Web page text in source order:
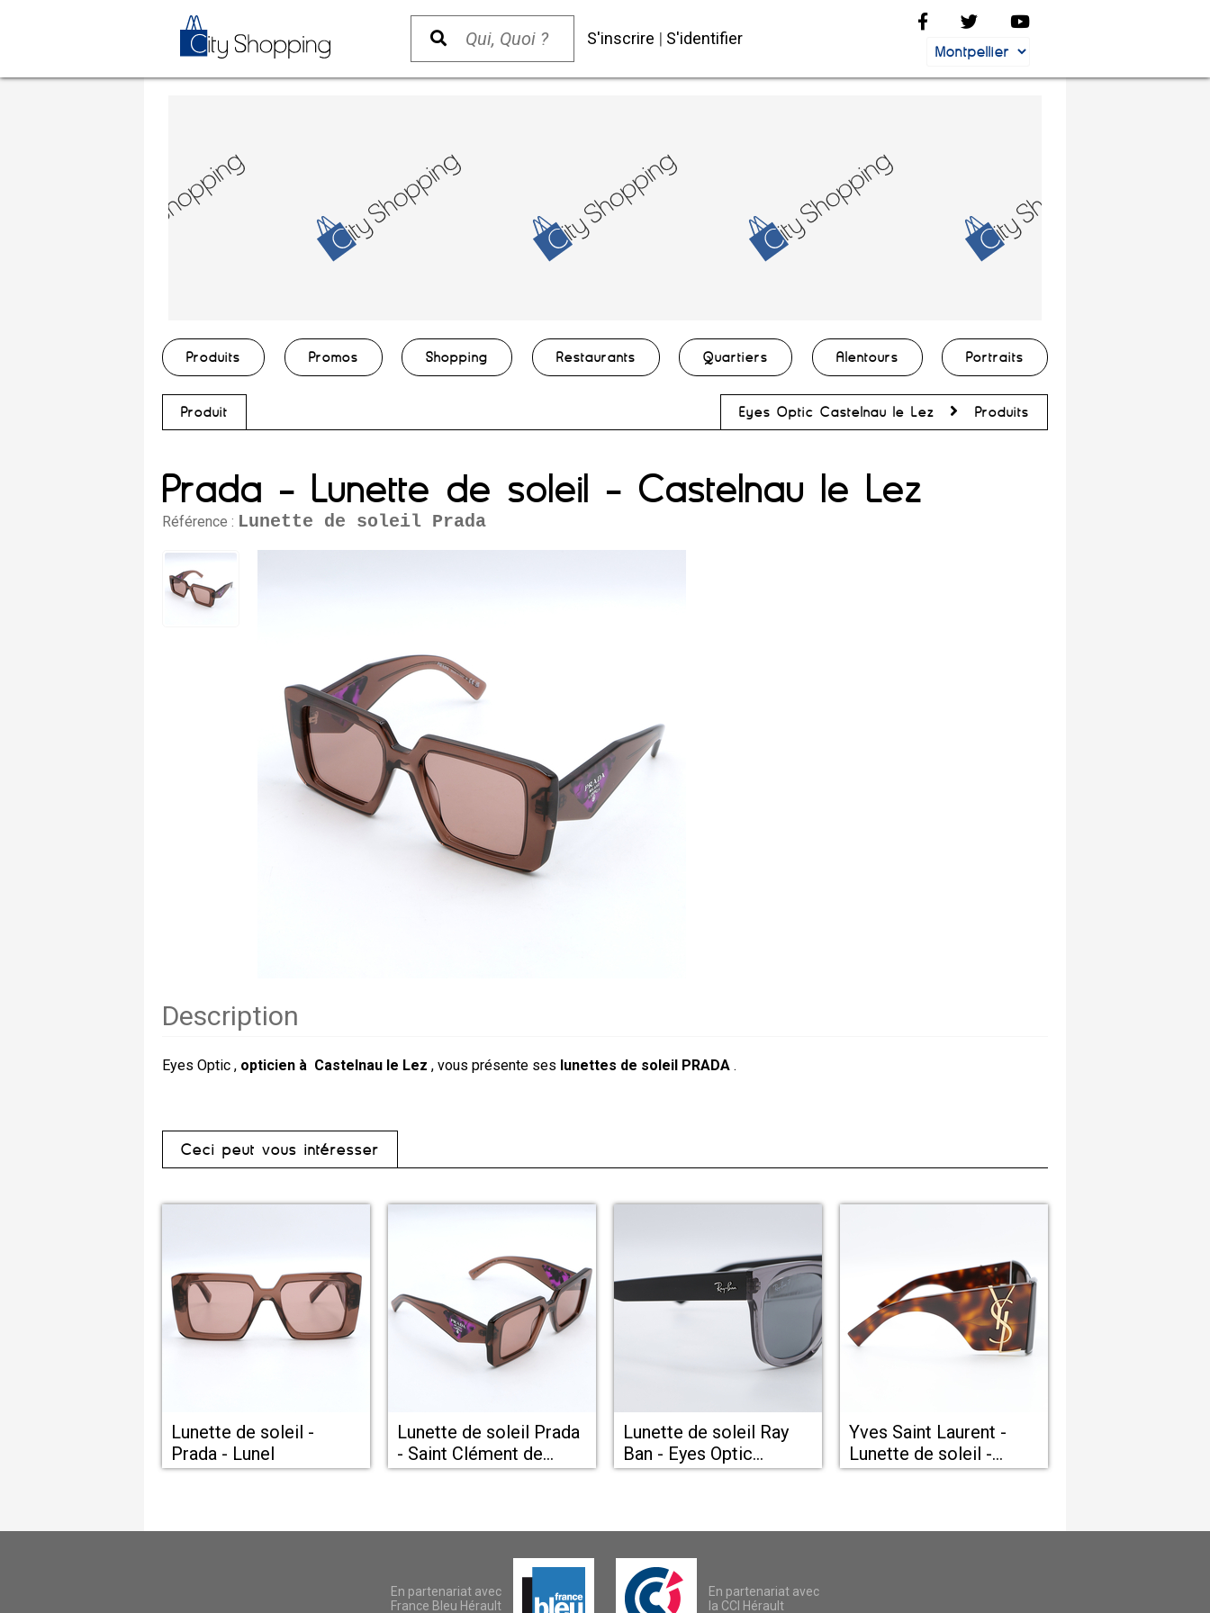
S'inscrire | S'identifier
Produits Promos Shopping Restaurants Quartiers Alentours Portraits
Produit Eyes Optic Castelnau le Lez Produits
Prada - Lunette de soleil - Castelnau le Lez
Référence : Lunette de soleil Prada
Description
Eyes Optic , opticien à Castelnau le Lez , vous présente ses lunettes de soleil PRADA .
Ceci peut vous intéresser
Lunette de soleil -
Prada - Lunel
Lunette de soleil Prada
- Saint Clément de
Rivière
Lunette de soleil Ray
Ban - Eyes Optic
Castelnau le lez
Yves Saint Laurent -
Lunette de soleil -
Castelnau le Lez
En partenariat avec
France Bleu Hérault
En partenariat avec
la CCI Hérault